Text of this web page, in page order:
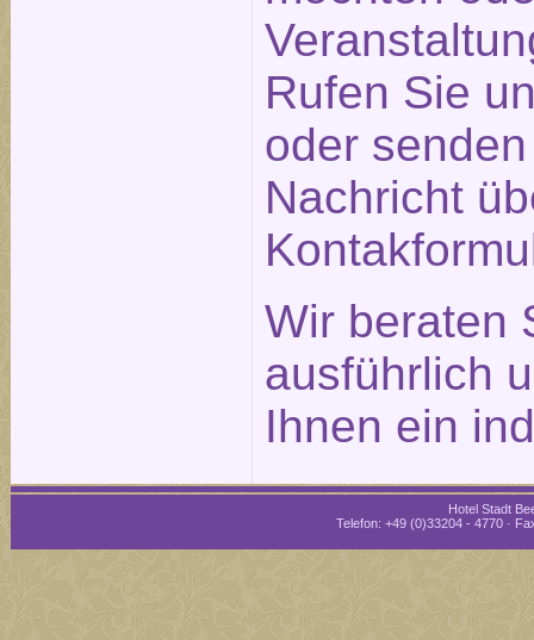
Rufen Sie
oder
Nachricht
Wir beraten
ausführlich
Ihnen ein
Hotel Stadt
Telefon: +49 (0)33204 - 4770 ·